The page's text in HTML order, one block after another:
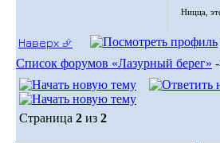
Ницца,
Наверх ⮵
Список форумов «Лазурный берег»
Страница 2 из 2